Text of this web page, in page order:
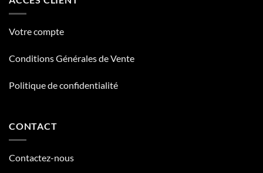
Votre compte
Conditions Générales de Vente
Politique de confidentialité
CONTACT
Contactez-nous